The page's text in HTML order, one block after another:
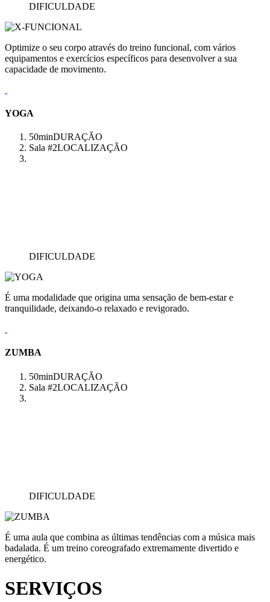
DIFICULDADE
Optimize o seu corpo através do treino funcional, com vários
equipamentos e exercícios específicos para desenvolver a sua
capacidade de movimento.
YOGA
50minDURAÇÃO
Sala #2LOCALIZAÇÃO
DIFICULDADE
É uma modalidade que origina uma sensação de bem-estar e
tranquilidade, deixando-o relaxado e revigorado.
ZUMBA
50minDURAÇÃO
Sala #2LOCALIZAÇÃO
DIFICULDADE
É uma aula que combina as últimas tendências com a música mais
badalada. É um treino coreografado extremamente divertido e
energético.
SERVIÇOS